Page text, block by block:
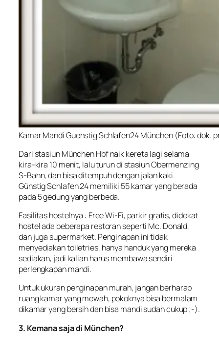
Kamar Mandi Guenstig Schlafen24 München (Foto: dok.
Dari stasiunMünchen Hbfnaik kereta lagi selama
kira-kira 10 menit, lalu turun di stasiunObermenzing
S-Bahn, dan bisa ditempuh dengan jalan kaki.
Günstig Schlafen 24 memiliki 55 kamar yang berada
pada 5 gedung yang berbeda.
Fasilitas hostelnya : Free Wi-Fi, parkir gratis, didekat
hostel ada beberapa restoran seperti Mc. Donald,
dan juga supermarket. Penginapan ini tidak
menyediakantoiletries, hanya handuk yang mereka
sediakan, jadi kalian harus membawa sendiri
perlengkapan mandi.
Untuk ukuran penginapan murah, jangan berharap
ruang kamar yang mewah, pokoknya bisa bermalam
dikamar yang bersih dan bisa mandi sudah cukup ;-).
3. Kemana saja di München?